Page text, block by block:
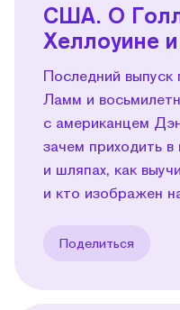
США. О
Хеллоуине
Последний выпуск
Ламм и
с американцем
зачем приходить
и шляпах, как
и кто изображен
Поделиться